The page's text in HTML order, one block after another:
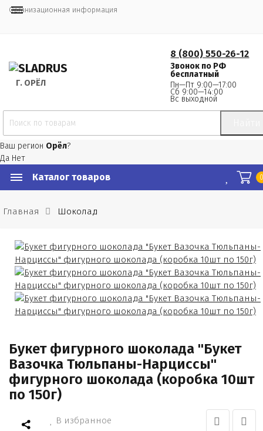
Организационная информация
Г. ОРЁЛ
8 (800) 550-26-12
Звонок по РФ
бесплатный
Пн—Пт 9:00—17:00
Сб 9:00—14:00
Вс выходной
Ваш регион Орёл?
Да Нет
Каталог товаров
Главная Шоколад
Букет фигурного шоколада "Букет
Вазочка Тюльпаны-Нарциссы"
фигурного шоколада (коробка 10шт
по 150г)
В избранное